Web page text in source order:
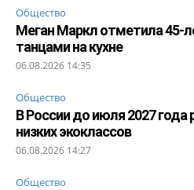
Общество
Меган Маркл отметила 45-
танцами на кухне
06.08.2026 14:35
Общество
В России до июля 2027 года
низких экоклассов
06.08.2026 14:27
Общество